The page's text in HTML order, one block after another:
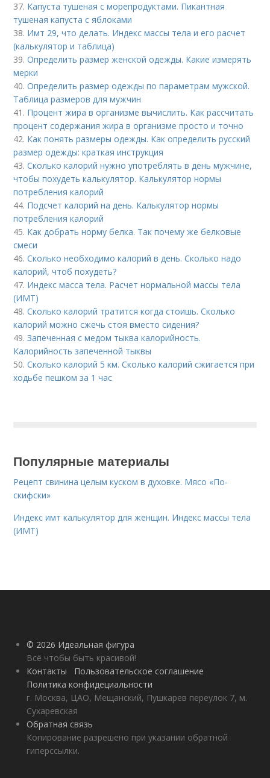
37. Капуста тушеная с морепродуктами. Пикантная
тушеная капуста с яблоками
38. Имт 29, что делать. Индекс массы тела и его расчет
(калькулятор и таблица)
39.Определить размер женской одежды. Какие измерять
мерки
40.Определить размер одежды по параметрам мужской.
Таблица размеров для мужчин
41. Процент жира в организме вычислить. Как рассчитать
процент содержания жира в организме просто и точно
42. Как понять размеры одежды. Как определить русский
размер одежды: краткая инструкция
43.Сколько калорий нужно употреблять в день мужчине,
чтобы похудеть калькулятор. Калькулятор нормы
потребления калорий
44. Подсчет калорий на день. Калькулятор нормы
потребления калорий
45. Как добрать норму белка. Так почему же белковые
смеси
46.Сколько необходимо калорий в день. Сколько надо
калорий, чтоб похудеть?
47. Индекс масса тела. Расчет нормальной массы тела
(ИМТ)
48.Сколько калорий тратится когда стоишь. Сколько
калорий можно сжечь стоя вместо сидения?
49.Запеченная с медом тыква калорийность.
Калорийность запеченной тыквы
50.Сколько калорий 5 км. Сколько калорий сжигается при
ходьбе пешком за 1 час
Популярные материалы
Рецепт свинина целым куском в духовке. Мясо «По-
скифски»
Индекс имт калькулятор для женщин. Индекс массы тела
(ИМТ)
© 2026 Идеальная фигура
Всё чтобы быть красивой!
Контакты
Пользовательское соглашение
Политика конфидециальности
г. Москва, ЦАО, Мещанский, Пушкарев переулок 7, м.
Сухаревская
Обратная связь
Копирование разрешено при указании обратной
гиперссылки.